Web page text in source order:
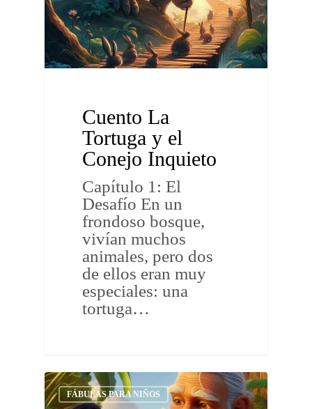
Cuento La
Tortuga y el
Conejo Inquieto
Capítulo 1: El
Desafío En un
frondoso bosque,
vivían muchos
animales, pero dos
de ellos eran muy
especiales: una
tortuga…
FÁBULAS PARA NIÑOS